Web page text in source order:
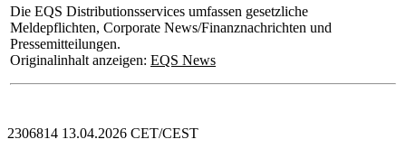
Die EQS Distributionsservices umfassen gesetzliche
Meldepflichten, Corporate News/Finanznachrichten und
Pressemitteilungen.
Originalinhalt anzeigen: EQS News
2306814 13.04.2026 CET/CEST